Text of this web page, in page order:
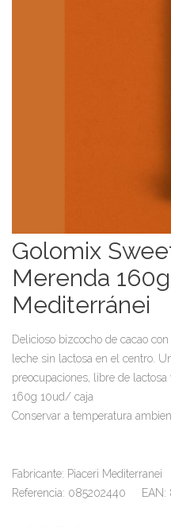
Golomix
Merenda
Mediterránei
Delicioso bizcocho de cacao
leche sin lactosa en el centro.
preocupaciones, libre de
160g 10ud/ caja
Conservar a temperatura
Fabricante: Piaceri Mediterranei
Referencia: 085202440 EAN: